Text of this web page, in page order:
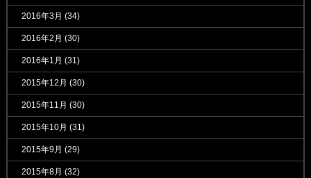
2016年3月 (34)
2016年2月 (30)
2016年1月 (31)
2015年12月 (30)
2015年11月 (30)
2015年10月 (31)
2015年9月 (29)
2015年8月 (32)